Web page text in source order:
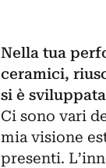
Nella tua
ceramici,
si è
Ci sono vari
mia visione
presenti.